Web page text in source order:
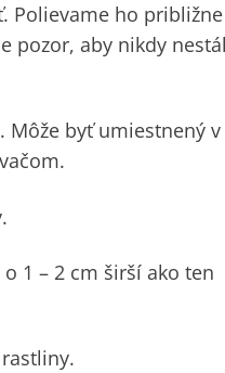
Polievame ho
pozor, aby nikdy
Môže byť umiestnený v
1 – 2 cm širší ako ten